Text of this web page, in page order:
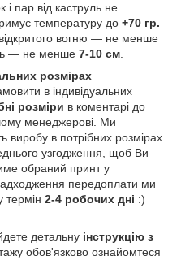
і пар від каструль не
температуру до +70 гр.
вогню — не менше
— не менше 7-10 см.
розмірах
в індивідуальних
розміри в коментарі до
менеджерові. Ми
виробу в потрібних розмірах
узгодження, щоб Ви
обраний принт у
передоплати ми
термін 2-4 робочих дні :)
детальну інструкцію з
обов'язково ознайомтеся